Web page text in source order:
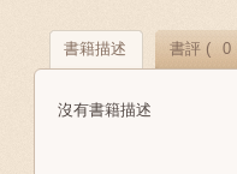
書籍描述 書評 ( 0
沒有書籍描述